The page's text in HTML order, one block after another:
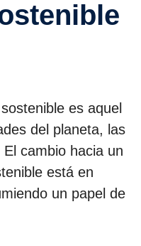
es aquel
del planeta, las
cambio hacia un
está en
un papel de